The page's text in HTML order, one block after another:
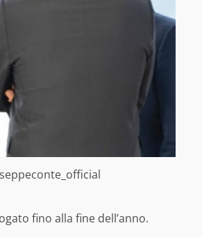
fino alla fine dell’anno.